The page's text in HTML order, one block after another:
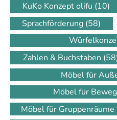
KuKo Konzept olifu (10)
Sprachförderung (58)
Zahlen & Buchstaben
Möbel für
Möbel für
Möbel für Gruppenräume